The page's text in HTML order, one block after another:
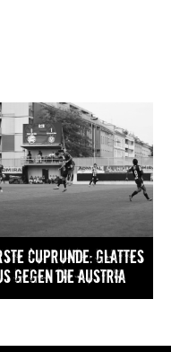
Cuprunde: Glattes
gegen die Austria